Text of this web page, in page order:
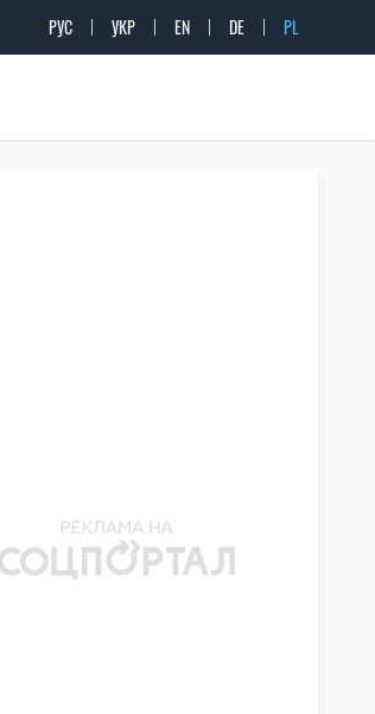
РУС УКР EN DE PL